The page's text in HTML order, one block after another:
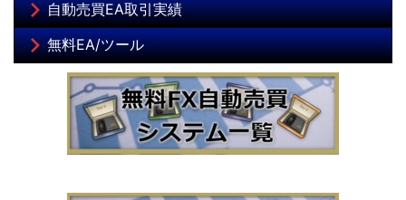
自動売買EA取引実績
無料EA/ツール